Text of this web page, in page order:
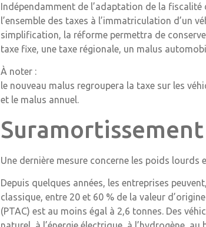
Indépendamment de l’adaptation de la
l’ensemble des taxes à l’immatriculation d’un
simplification, la réforme permettra de
taxe fixe, une taxe régionale, un malus
À noter :
le nouveau malus regroupera la taxe sur les
et le malus annuel.
Une dernière mesure concerne les poids lourds
Depuis quelques années, les entreprises
classique, entre 20 et 60 % de la valeur
(PTAC) est au moins égal à 2,6 tonnes. Des